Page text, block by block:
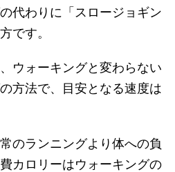
代わりに「スロージョギン
です。
ウォーキングと変わらない
方法で、目安となる速度は
のランニングより体への負
カロリーはウォーキングの